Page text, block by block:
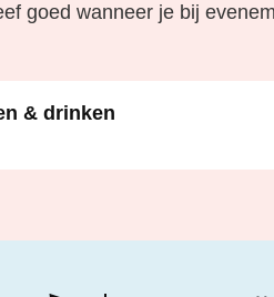
goed wanneer je bij
& drinken